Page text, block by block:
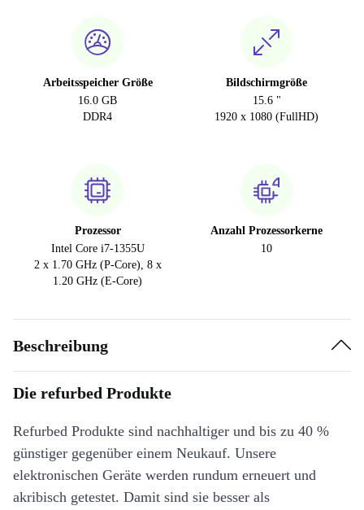
Arbeitsspeicher Größe
16.0 GB
DDR4
Bildschirmgröße
15.6 "
1920 x 1080 (FullHD)
Prozessor
Intel Core i7-1355U
2 x 1.70 GHz (P-Core), 8 x
1.20 GHz (E-Core)
Anzahl Prozessorkerne
10
Beschreibung
Die refurbed Produkte
Refurbed Produkte sind nachhaltiger und bis zu 40 %
günstiger gegenüber einem Neukauf. Unsere
elektronischen Geräte werden rundum erneuert und
akribisch getestet. Damit sind sie besser als